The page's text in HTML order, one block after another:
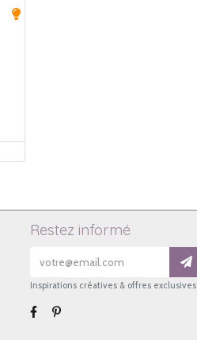
Restez informé
Inspirations créatives & offres exclusives